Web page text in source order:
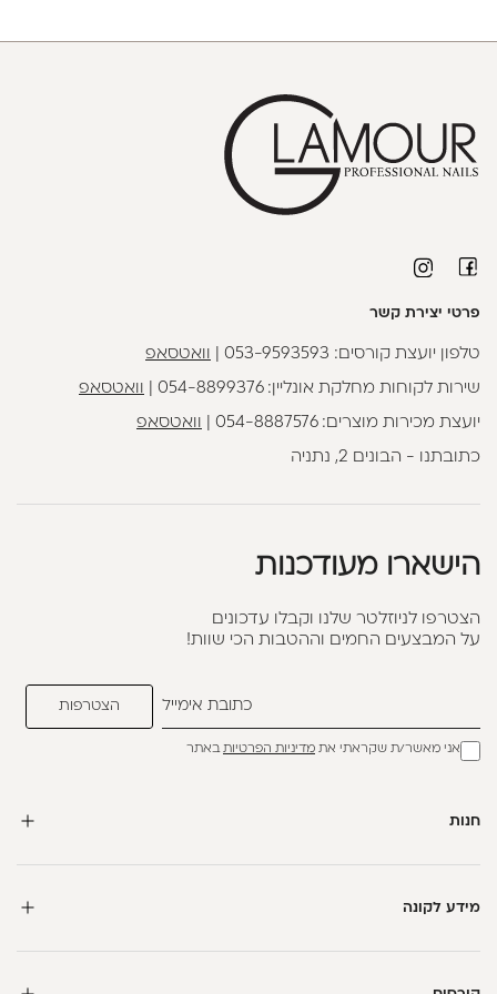
פרטי יצירת קשר
טלפון יועצת קורסים: 053-9593593 וואטסאפ
שירות לקוחות מחלקת אונליין:054-8899376 וואטסאפ
יועצת מכירות מוצרים:054-8887576 וואטסאפ
כתובתנו - הבונים 2, נתניה
הישארו מעודכנות
הצטרפו לניוזלטר שלנו וקבלו עדכונים
על המבצעים החמים וההטבות הכי שוות!
אני מאשר/ת שקראתי את מדיניות הפרטיותבאתר
חנות
מידע לקונה